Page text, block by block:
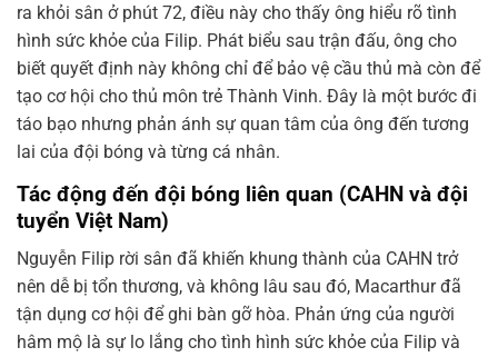
ra khỏi sân ở phút 72, điều này cho thấy ông hiểu rõ tình
hình sức khỏe của Filip. Phát biểu sau trận đấu, ông cho
biết quyết định này không chỉ để bảo vệ cầu thủ mà còn để
tạo cơ hội cho thủ môn trẻ Thành Vinh. Đây là một bước đi
táo bạo nhưng phản ánh sự quan tâm của ông đến tương
lai của đội bóng và từng cá nhân.
Tác động đến đội bóng liên quan (CAHN và đội
tuyển Việt Nam)
Nguyễn Filip rời sân đã khiến khung thành của CAHN trở
nên dễ bị tổn thương, và không lâu sau đó, Macarthur đã
tận dụng cơ hội để ghi bàn gỡ hòa. Phản ứng của người
hâm mộ là sự lo lắng cho tình hình sức khỏe của Filip và